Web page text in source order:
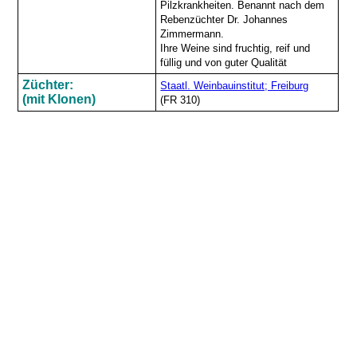
Pilzkrankheiten. Benannt nach dem
Rebenzüchter Dr. Johannes
Zimmermann.
Ihre Weine sind fruchtig, reif und
füllig und von guter Qualität
Züchter:
(mit Klonen)
Staatl. Weinbauinstitut; Freiburg
(FR 310)